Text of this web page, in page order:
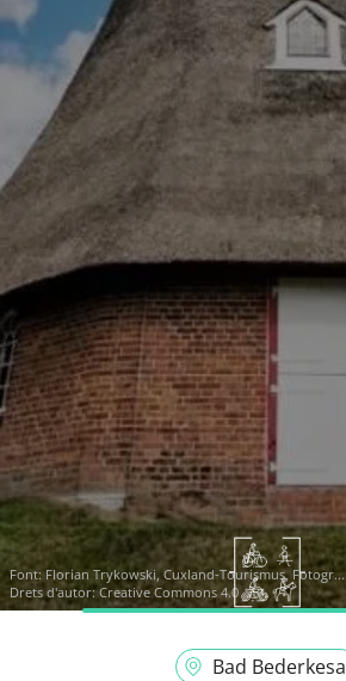
Font: Florian Trykowski, Cuxland-Tourismus, Fotogr...
Drets d'autor: Creative Commons 4.0
Bad Bederkesa